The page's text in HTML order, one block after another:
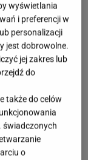
wyświetlania
i preferencji w
personalizacji
jest dobrowolne.
jej zakres lub
do
także do celów
świadczonych
o